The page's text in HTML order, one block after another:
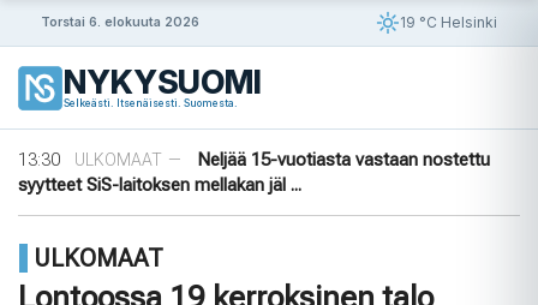
Torstai 6. elokuuta 2026 19 °C Helsinki
NYKYSUOMI
Selkeästi. Itsenäisesti. Suomesta.
sato
14:56
ULKOMAAT —
Puola ja Yhdysvallat neuvottelevat
pysyvistä sotilastukikohdista
13:30
ULKOMAAT —
Neljää 15-vuotiasta vastaan nostettu
syytteet SiS-laitoksen mellakan jäl ...
11:45
Yli 1 000 saksalaista oikeusalan
09:56
ULKOMAAT
luontoon Kazakstanissa 70 vuoteen
ULKOMAAT
Lontoossa 19 kerroksinen talo